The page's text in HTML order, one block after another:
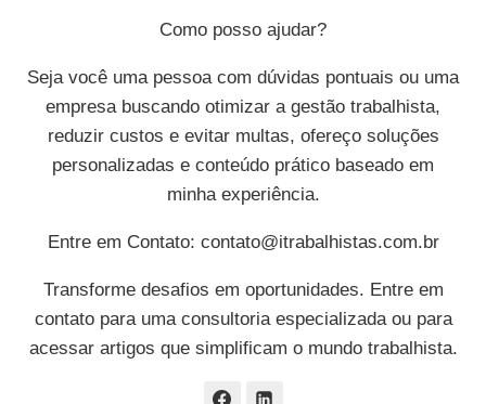
Como posso ajudar?
Seja você uma pessoa com dúvidas pontuais ou uma
empresa buscando otimizar a gestão trabalhista,
reduzir custos e evitar multas, ofereço soluções
personalizadas e conteúdo prático baseado em
minha experiência.
Entre em Contato: contato@itrabalhistas.com.br
Transforme desafios em oportunidades. Entre em
contato para uma consultoria especializada ou para
acessar artigos que simplificam o mundo trabalhista.